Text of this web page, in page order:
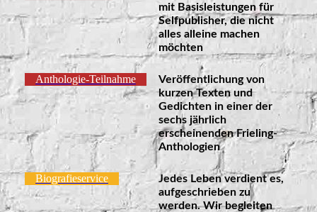
mit Basisleistungen für
Selfpublisher, die nicht
alles alleine machen
möchten
Anthologie-Teilnahme
Veröffentlichung von
kurzen Texten und
Gedichten in einer der
sechs jährlich
erscheinenden Frieling-
Anthologien
Biografieservice
Jedes Leben verdient es,
aufgeschrieben zu
werden.Wir begleiten